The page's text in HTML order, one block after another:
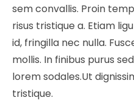
sem convallis. Proin
risus tristique a. Etiam
id, fringilla nec nulla.
mollis. In finibus purus
lorem sodales.Ut
tristique.